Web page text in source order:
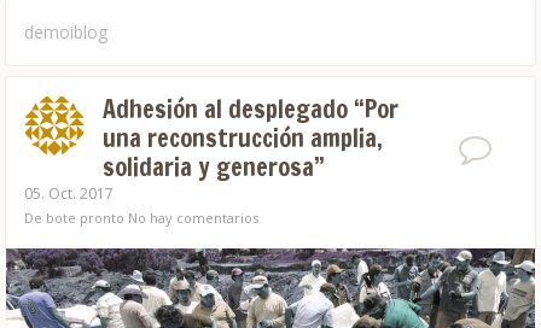
demoiblog
Adhesión al desplegado “Por
una reconstrucción amplia,
solidaria y generosa”
05. Oct. 2017
De bote pronto No hay comentarios